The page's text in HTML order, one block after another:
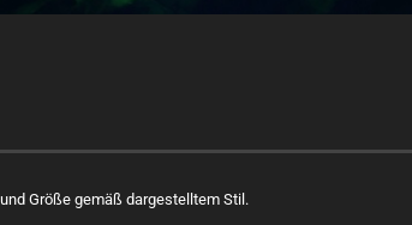
Größe gemäß dargestelltem Stil.